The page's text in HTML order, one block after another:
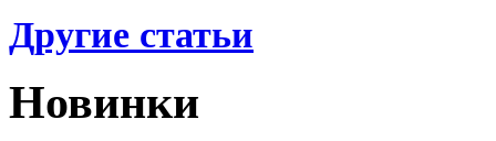
Другие статьи
Новинки